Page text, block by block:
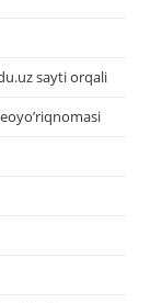
sayti orqali